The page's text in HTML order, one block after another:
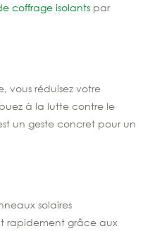
coffrage isolants par
vous réduisez votre
à la lutte contre le
un geste concret pourun
solaires
rapidement grâce aux